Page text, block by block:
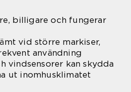
billigare och fungerar
vid större markiser,
användning
vindsensorer kan skydda
ut inomhusklimatet